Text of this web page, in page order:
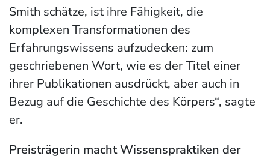
Smith schätze, ist ihre Fähigkeit, die
komplexen Transformationen des
Erfahrungswissens aufzudecken: zum
geschriebenen Wort, wie es der Titel einer
ihrer Publikationen ausdrückt, aber auch in
Bezug auf die Geschichte des Körpers“, sagte
er.
Preisträgerin macht Wissenspraktiken der